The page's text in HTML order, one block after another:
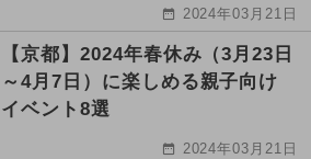
2024年03月21日
【京都】2024年春休み（3月23日
～4月7日）に楽しめる親子向け
イベント8選
2024年03月21日